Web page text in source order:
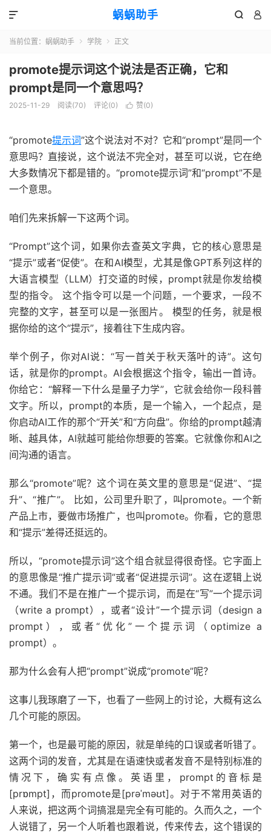
蜗蜗助手  

当前位置： 蜗蜗助手  学院  正文
promote提示词这个说法是否正确，它和
prompt是同一个意思吗？
2025-11-29 阅读(70) 评论(0)  赞(0)
“promote提示词”这个说法对不对？它和“prompt”是同一个
意思吗？直接说，这个说法不完全对，甚至可以说，它在绝
大多数情况下都是错的。“promote提示词”和“prompt”不是
一个意思。
咱们先来拆解一下这两个词。
“Prompt”这个词，如果你去查英文字典，它的核心意思是
“提示”或者“促使”。在和AI模型，尤其是像GPT系列这样的
大语言模型（LLM）打交道的时候，prompt就是你发给模
型的指令。 这个指令可以是一个问题，一个要求，一段不
完整的文字，甚至可以是一张图片。 模型的任务，就是根
据你给的这个“提示”，接着往下生成内容。
举个例子，你对AI说：“写一首关于秋天落叶的诗”。这句
话，就是你的prompt。AI会根据这个指令，输出一首诗。
你给它：“解释一下什么是量子力学”，它就会给你一段科普
文字。所以，prompt的本质，是一个输入，一个起点，是
你启动AI工作的那个“开关”和“方向盘”。你给的prompt越清
晰、越具体，AI就越可能给你想要的答案。它就像你和AI之
间沟通的语言。
那么“promote”呢？这个词在英文里的意思是“促进”、“提
升”、“推广”。 比如，公司里升职了，叫promote。一个新
产品上市，要做市场推广，也叫promote。你看，它的意思
和“提示”差得还挺远的。
所以，“promote提示词”这个组合就显得很奇怪。它字面上
的意思像是“推广提示词”或者“促进提示词”。这在逻辑上说
不通。我们不是在推广一个提示词，而是在“写”一个提示词
（write a prompt），或者“设计”一个提示词（design a
prompt），或者“优化”一个提示词（optimize a
prompt）。
那为什么会有人把“prompt”说成“promote”呢？
这事儿我琢磨了一下，也看了一些网上的讨论，大概有这么
几个可能的原因。
第一个，也是最可能的原因，就是单纯的口误或者听错了。
这两个词的发音，尤其是在语速快或者发音不是特别标准的
情况下，确实有点像。英语里，prompt的音标是
[prɒmpt]，而promote是[prəˈməʊt]。对于不常用英语的
人来说，把这两个词搞混是完全有可能的。久而久之，一个
人说错了，另一个人听着也跟着说，传来传去，这个错误的